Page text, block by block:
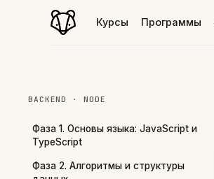
Курсы Программы
BACKEND · NODE
Фаза 1. Основы языка: JavaScript и
TypeScript
Фаза 2. Алгоритмы и структуры